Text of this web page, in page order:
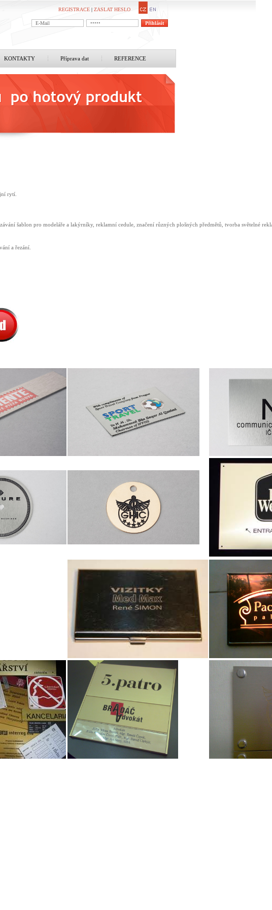
REGISTRACE | ZASLAT HESLO
KONTAKTY Příprava dat REFERENCE
rytí.
šablon pro modeláře a lakýrníky, reklamní cedule, značení různých plošných předmětů, tvorba světelné
a řezání.